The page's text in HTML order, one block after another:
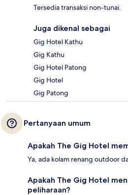
Tersedia transaksi non-tunai.
Juga dikenal sebagai
Gig Hotel Kathu
Gig Kathu
Gig Hotel Patong
Gig Hotel
Gig Patong
Pertanyaan umum
Apakah The Gig Hotel
Ya, ada kolam renang outdoor
Apakah The Gig Hotel
peliharaan?